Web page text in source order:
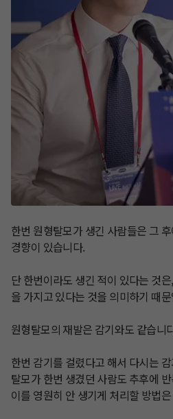
한번 원형탈모가 생긴 사람들은 그
경향이 있습니다.
단 한번이라도 생긴 적이 있다는 것
을 가지고 있다는 것을 의미하기 때
원형탈모의 재발은 감기와도 같습니
한번 감기를 걸렸다고 해서 다시는
탈모가 한번 생겼던 사람도 추후에
이를 영원히 안 생기게 처리할 방법